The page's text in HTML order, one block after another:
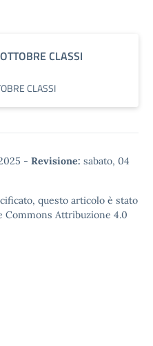
CLASSI
CLASSI
- Revisione: sabato, 04
questo articolo è stato
Commons Attribuzione 4.0